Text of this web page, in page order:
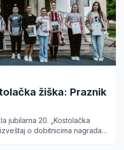
žiška: Praznik
jubilarna 20. „Kostolačka
o dobitnicima nagrada i